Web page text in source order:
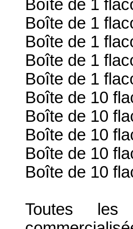
Boîte de 1
Boîte de 1
Boîte de 1
Boîte de 1
Boîte de 1
Boîte de 10
Boîte de 10
Boîte de 10
Boîte de 10
Boîte de 10
Toutes les